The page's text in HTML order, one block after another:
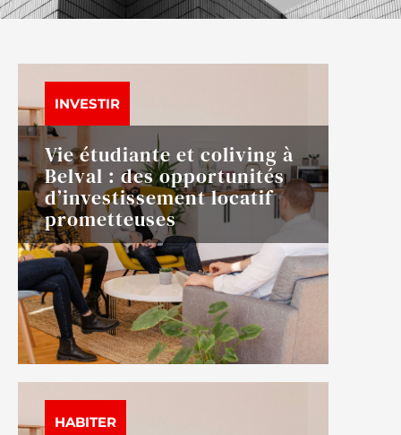
INVESTIR
Vie étudiante et coliving à
Belval : des opportunités
d’investissement locatif
prometteuses
HABITER